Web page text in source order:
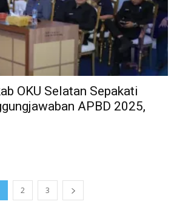
OKU Selatan Sepakati
APBD 2025,
2 3